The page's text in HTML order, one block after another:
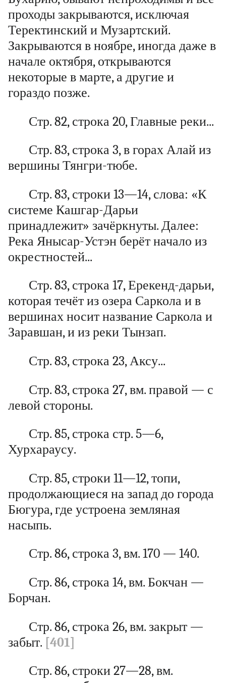
проходы закрываются, исключая
Теректинский и Музартский.
Закрываются в ноябре, иногда даже в
начале октября, открываются
некоторые в марте, а другие и
гораздо позже.
Стр. 82, строка 20, Главные реки...
Стр. 83, строка 3, в горах Алай из
вершины Тянгри-тюбе.
Стр. 83, строки 13—14, слова: «К
системе Кашгар-Дарьи
принадлежит» зачёркнуты. Далее:
Река Янысар-Устэн берёт начало из
окрестностей...
Стр. 83, строка 17, Ерекенд-дарьи,
которая течёт из озера Саркола и в
вершинах носит название Саркола и
Заравшан, и из реки Тынзап.
Стр. 83, строка 23, Аксу...
Стр. 83, строка 27, вм. правой — с
левой стороны.
Стр. 85, строка стр. 5—6,
Хурхараусу.
Стр. 85, строки 11—12, топи,
продолжающиеся на запад до города
Бюгура, где устроена земляная
насыпь.
Стр. 86, строка 3, вм. 170 — 140.
Стр. 86, строка 14, вм. Бокчан —
Борчан.
Стр. 86, строка 26, вм. закрыт —
забыт. [401]
Стр. 86, строки 27—28, вм.